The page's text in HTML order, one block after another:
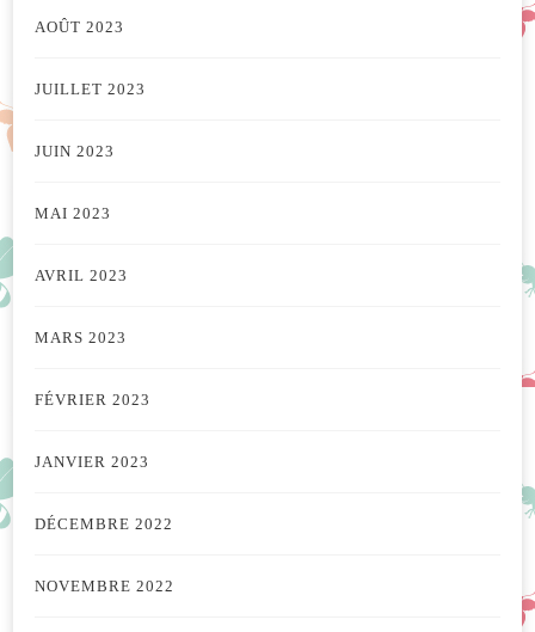
AOÛT 2023
JUILLET 2023
JUIN 2023
MAI 2023
AVRIL 2023
MARS 2023
FÉVRIER 2023
JANVIER 2023
DÉCEMBRE 2022
NOVEMBRE 2022